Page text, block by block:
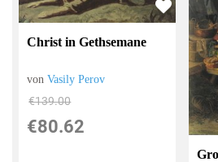
Christ in Gethsemane
vonVasily Perov
€139.00
€80.62